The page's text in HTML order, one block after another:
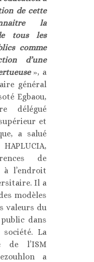
de cette
la
tous les
comme
d’une
», a
général
Egbaou,
délégué
et
a salué
de
à l’endroit
Il a
modèles
valeurs du
dans
La
de l’ISM
a